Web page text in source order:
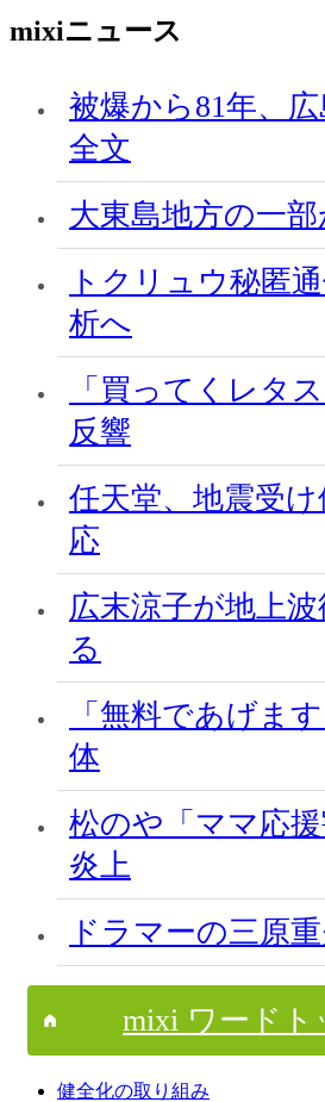
mixiニュース
被爆から81年、
全文
大東島地方の一
トクリュウ秘匿
析へ
「買ってくレタ
反響
任天堂、地震受
応
広末涼子が地上
る
「無料であげま
体
松のや「ママ応
炎上
ドラマーの三原
mixi ワードト
健全化の取り組み